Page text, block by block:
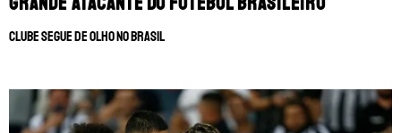
Clube segue de olho no Brasil